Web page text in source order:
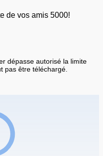
de vos amis 5000!
dépasse autorisé la limite
pas être téléchargé.